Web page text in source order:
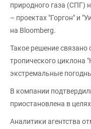
природного газа (СПГ)
– проектах "Горгон" и
на Bloomberg.
Такое решение
тропического циклона
экстремальные
В компании
приостановлена в
Аналитики агентства